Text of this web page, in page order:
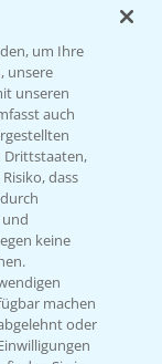
um Ihre
unsere
unseren
auch
Drittstaaten,
dass
keine
machen
oder